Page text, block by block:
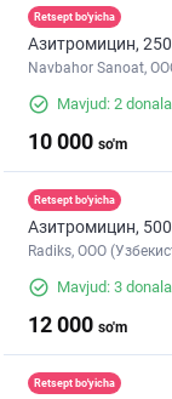
Retsept bo'yicha
Азитромицин,
Navbahor Sanoat,
Mavjud: 2
10 000 so'm
Retsept bo'yicha
Азитромицин,
Radiks, ООО
Mavjud: 3
12 000 so'm
Retsept bo'yicha